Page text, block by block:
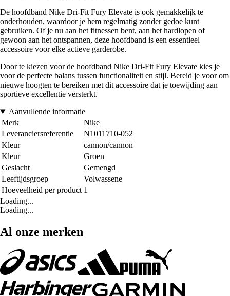
De hoofdband Nike Dri-Fit Fury Elevate is ook gemakkelijk te
onderhouden, waardoor je hem regelmatig zonder gedoe kunt
gebruiken. Of je nu aan het fitnessen bent, aan het hardlopen of
gewoon aan het ontspannen, deze hoofdband is een essentieel
accessoire voor elke actieve garderobe.
Door te kiezen voor de hoofdband Nike Dri-Fit Fury Elevate kies je
voor de perfecte balans tussen functionaliteit en stijl. Bereid je voor om
nieuwe hoogten te bereiken met dit accessoire dat je toewijding aan
sportieve excellentie versterkt.
Aanvullende informatie
Merk
Nike
Leveranciersreferentie
N1011710-052
Kleur
cannon/cannon
Kleur
Groen
Geslacht
Gemengd
Leeftijdsgroep
Volwassene
Hoeveelheid per product 1
Loading...
Loading...
Al onze merken